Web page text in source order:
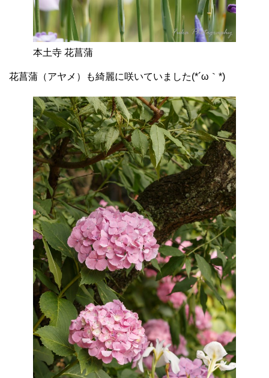
本土寺 花菖蒲
花菖蒲（アヤメ）も綺麗に咲いていました(*´ω｀*)